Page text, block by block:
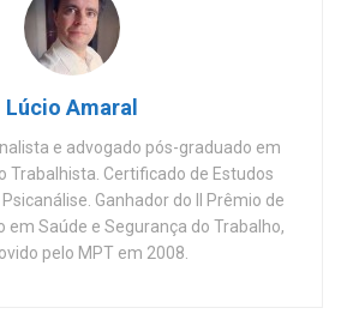
Lúcio Amaral
e advogado pós-graduado em
Trabalhista. Certificado de Estudos
Ganhador do II Prêmio de
em Saúde e Segurança do Trabalho,
pelo MPT em 2008.